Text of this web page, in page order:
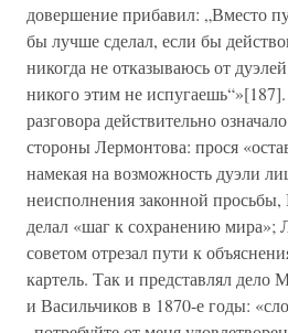
довершение прибавил: „Вместо
бы лучше сделал, если бы
никогда не отказываюсь от
никого этим не
разговора действительно
стороны Лермонтова: прося
намекая на возможность дуэли
неисполнения законной
делал «шаг к сохранению мира»;
советом отрезал пути к
картель. Так и представлял дело
и Васильчиков в 1870-е годы: